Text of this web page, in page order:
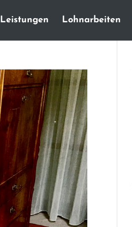
Leistungen Lohnarbeiten